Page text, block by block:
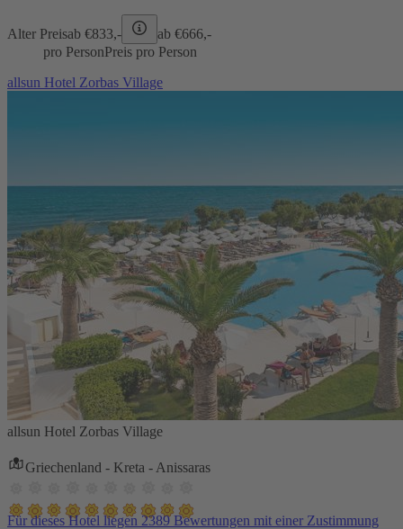
Alter Preisab €833,- ab €666,-
pro PersonPreis pro Person
allsun Hotel Zorbas Village
allsun Hotel Zorbas Village
Griechenland - Kreta - Anissaras
Für dieses Hotel liegen 2389 Bewertungen mit einer Zustimmung